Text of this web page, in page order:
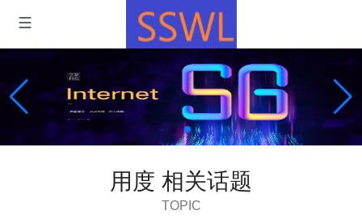
用度 相关话题
TOPIC